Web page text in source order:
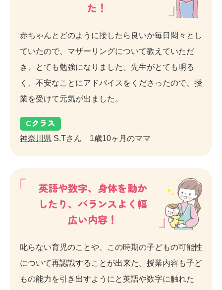
た！
赤ちゃんとどのように接したら良いか毎日悶々とし
ていたので、マザーリングについて教えていただ
き、とても勉強になりました。先生がとても明る
く、不安なことにアドバイスをくださったので、授
業を受けて元気が出ました。
Cクラス
神奈川県 S.Tさん 1歳10ヶ月のママ
英語や数字、身体を動か
したり、バランスよく幅
広い内容！
叱らない育児のことや、この時期の子どもの可能性
について再認識することが出来た。授業内容も子ど
もの能力を引き出すようにと英語や数字に触れた